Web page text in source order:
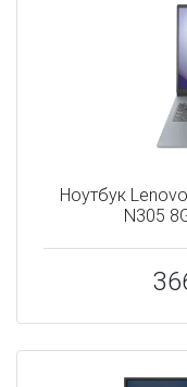
Ноутбук
N305